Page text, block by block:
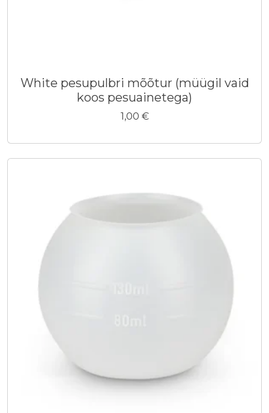
White pesupulbri mõõtur (müügil vaid
koos pesuainetega)
1,00 €